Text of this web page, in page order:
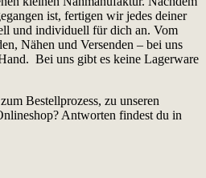
ist, fertigen wir jedes deiner
und individuell für dich an. Vom
Nähen und Versenden – bei uns
Bei uns gibt es keine Lagerware
zum Bestellprozess, zu unseren
Antworten findest du in